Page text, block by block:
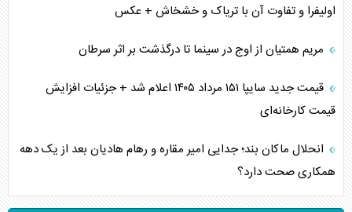
اولیفرا و تفاوت آن با تریاک و خشخاش + عکس
مریم همتیان از اوج در سینما تا درگذشت بر اثر سرطان
قیمت جدید سایپا ۱۵۱ مرداد ۱۴۰۵ اعلام شد + جزئیات افزایش
قیمت کارخانه‌ای
انحلال ماکان بند؛ جدایی امیر مقاره و رهام هادیان بعد از یک دهه
همکاری صحت دارد؟